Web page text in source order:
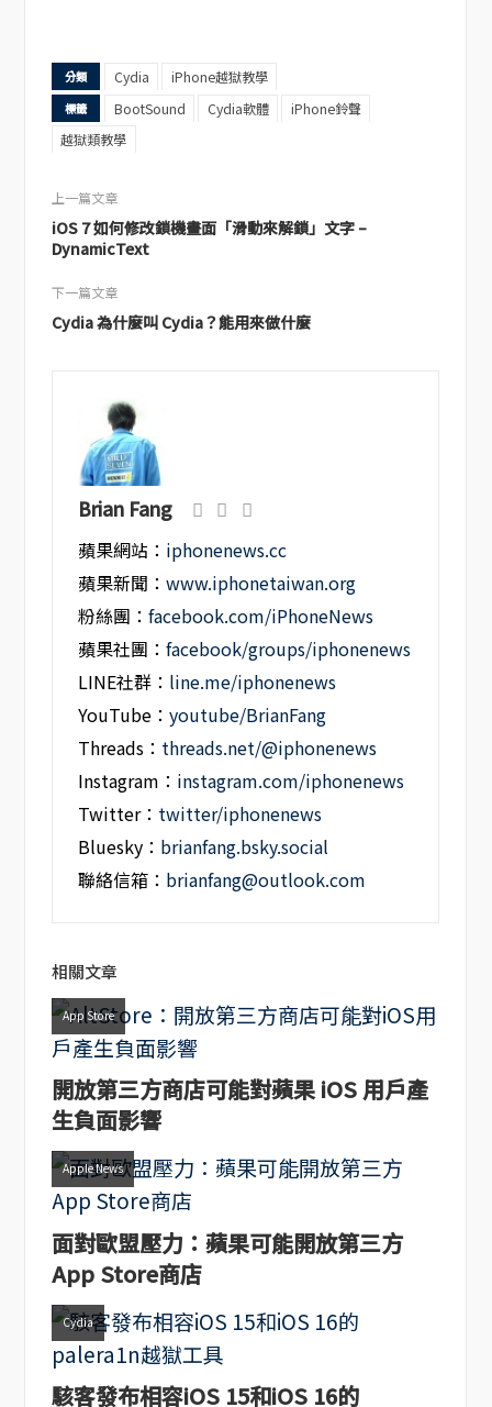
分類 Cydia iPhone越獄教學
標籤 BootSound Cydia軟體
iPhone鈴聲
越獄類教學
上一篇文章
iOS 7 如何修改鎖機畫面「滑動來解鎖」文字 –
DynamicText
下一篇文章
Cydia 為什麼叫 Cydia？能用來做什麼
Brian Fang
蘋果網站： iphonenews.cc
蘋果新聞：www.iphonetaiwan.org
粉絲團：facebook.com/iPhoneNews
蘋果社團：facebook/groups/iphonenews
LINE社群： line.me/iphonenews
YouTube：youtube/BrianFang
Threads： threads.net/@iphonenews
Instagram： instagram.com/iphonenews
Twitter： twitter/iphonenews
Bluesky： brianfang.bsky.social
聯絡信箱： brianfang@outlook.com
相關文章
App Store
開放第三方商店可能對蘋果 iOS 用戶產
生負面影響
Apple News
面對歐盟壓力：蘋果可能開放第三方
App Store商店
Cydia
駭客發布相容iOS 15和iOS 16的